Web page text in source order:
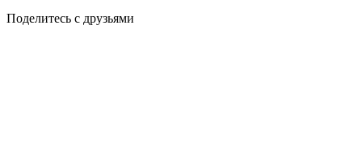
Поделитесь с друзьями